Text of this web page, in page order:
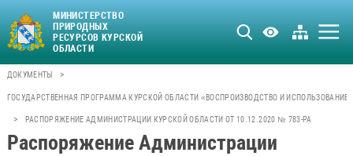
МИНИСТЕРСТВО
ПРИРОДНЫХ
РЕСУРСОВ КУРСКОЙ
ОБЛАСТИ
ДОКУМЕНТЫ >
ГОСУДАРСТВЕННАЯ ПРОГРАММА КУРСКОЙ ОБЛАСТИ «ВОСПРОИЗВОДСТВО И
> РАСПОРЯЖЕНИЕ АДМИНИСТРАЦИИ КУРСКОЙ ОБЛАСТИ ОТ 10.12.2020 № 783-РА
Распоряжение Администрации